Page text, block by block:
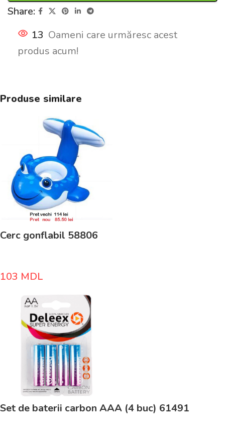
Share:
13 Oameni care urmăresc acest
produs acum!
Produse similare
Cerc gonflabil 58806
103 MDL
Set de baterii carbon AAA (4 buc) 61491